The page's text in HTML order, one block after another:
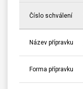
Číslo schválení
Název přípravku
Forma přípravku